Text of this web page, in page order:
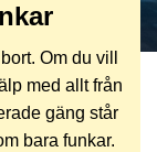
Om du vill
med allt från
gäng står
bara funkar.